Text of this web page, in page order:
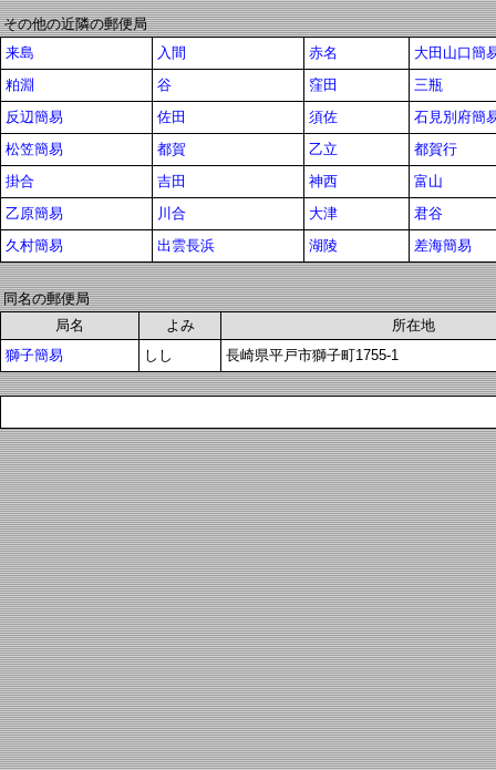
その他の近隣の郵便局
来島
入間 赤名
大田山口簡
粕淵
谷 窪田
三瓶
反辺簡易
佐田 須佐
石見別府簡
松笠簡易
都賀 乙立
都賀行
掛合
吉田 神西
富山
乙原簡易
川合 大津
君谷
久村簡易
出雲長浜 湖陵 差海簡易
同名の郵便局
局名
よみ
所在地
獅子簡易
しし 長崎県平戸市獅子町1755-1